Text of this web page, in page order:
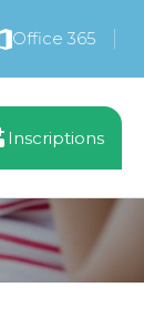
Office 365
Inscriptions